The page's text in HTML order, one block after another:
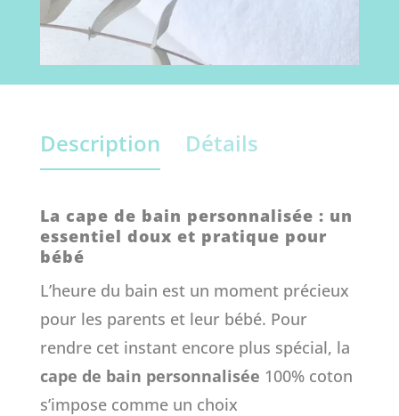
Description Détails
La cape de bain personnalisée : un
essentiel doux et pratique pour
bébé
L’heure du bain est un moment précieux
pour les parents et leur bébé. Pour
rendre cet instant encore plus spécial, la
cape de bain personnalisée 100% coton
s’impose comme un choix